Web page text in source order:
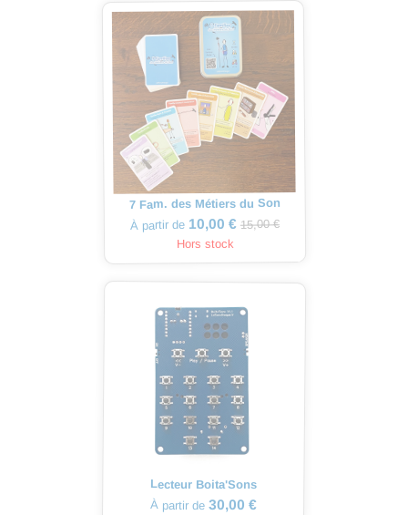
7 Fam. des Métiers du Son
À partir de 10,00 € 15,00 €
Hors stock
Lecteur Boita'Sons
À partir de 30,00 €